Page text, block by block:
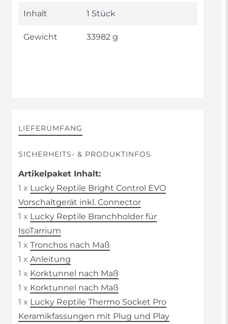
Inhalt 1 Stück
Gewicht 33982 g
LIEFERUMFANG
SICHERHEITS- & PRODUKTINFOS
Artikelpaket Inhalt:
1 x Lucky Reptile Bright Control EVO
Vorschaltgerät inkl. Connector
1 x Lucky Reptile Branchholder für
IsoTarrium
1 x Tronchos nach Maß
1 x Anleitung
1 x Korktunnel nach Maß
1 x Korktunnel nach Maß
1 x Lucky Reptile Thermo Socket Pro
Keramikfassungen mit Plug und Play